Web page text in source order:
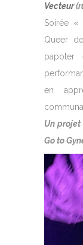
Vecteur
Soirée «
Queer
papoter
en
Un projet
Go to